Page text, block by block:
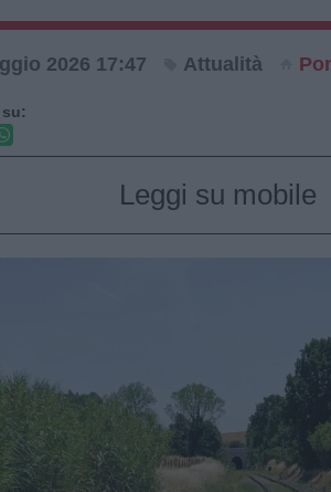
2026 17:47 Attualità
Leggi su mobile